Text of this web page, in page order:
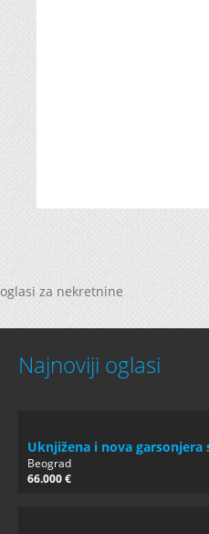
oglasi za nekretnine
Najnoviji oglasi
Uknjižena i nova
Beograd
66.000 €